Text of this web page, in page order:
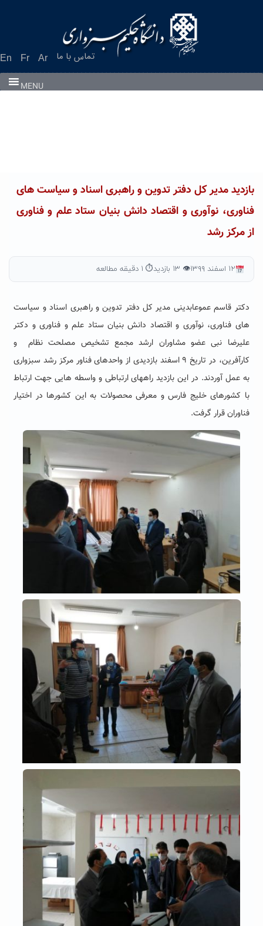
En Fr Ar تماس با ما
MENU
بازدید مدیر کل دفتر تدوین و راهبری اسناد و سیاست های
فناوری، نوآوری و اقتصاد دانش بنیان ستاد علم و فناوری
از مرکز رشد
۱۲ اسفند ۱۳۹۹ 👁 ۱۳ بازدید ⏱ ۱ دقیقه مطالعه
دکتر قاسم عموعابدینی مدیر کل دفتر تدوین و راهبری اسناد و سیاست
های فناوری، نوآوری و اقتصاد دانش بنیان ستاد علم و فناوریو دکتر
علیرضا نبی عضو مشاوران ارشد مجمع تشخیص مصلحت نظام و
کارآفرین،
در تاریخ ۹ اسفند بازدیدی از واحدهای فناور مرکز رشد سبزواری
به عمل آوردند. در این بازدید راههای ارتباطی و واسطه هایی جهت ارتباط
با کشورهای خلیج فارس و معرفی محصولات به این کشورها در اختیار
فناوران قرار گرفت.